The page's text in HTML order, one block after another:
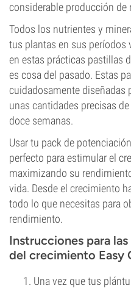
considerable producción de
Todos los nutrientes y
tus plantas en sus períodos
en estas prácticas pastillas
es cosa del pasado. Estas
cuidadosamente diseñadas
unas cantidades precisas
doce semanas.
Usar tu pack de
perfecto para estimular el
maximizando su
vida. Desde el crecimiento
todo lo que necesitas para
rendimiento.
Instrucciones para
del crecimiento Easy
Una vez que tus